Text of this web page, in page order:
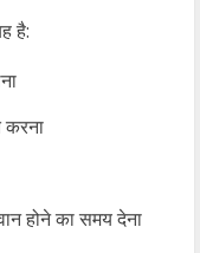
है:
होने का समय देना